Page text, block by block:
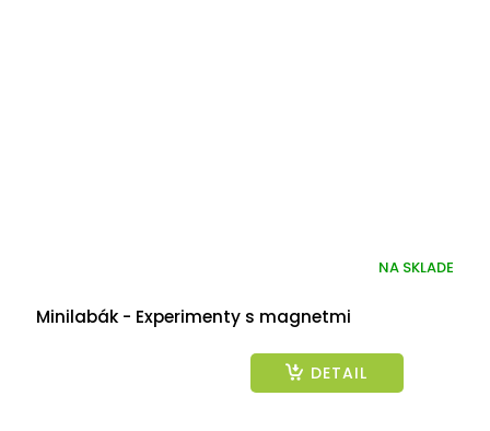
Minilabák - Experimenty s magnetmi
NA SKLADE
DETAIL